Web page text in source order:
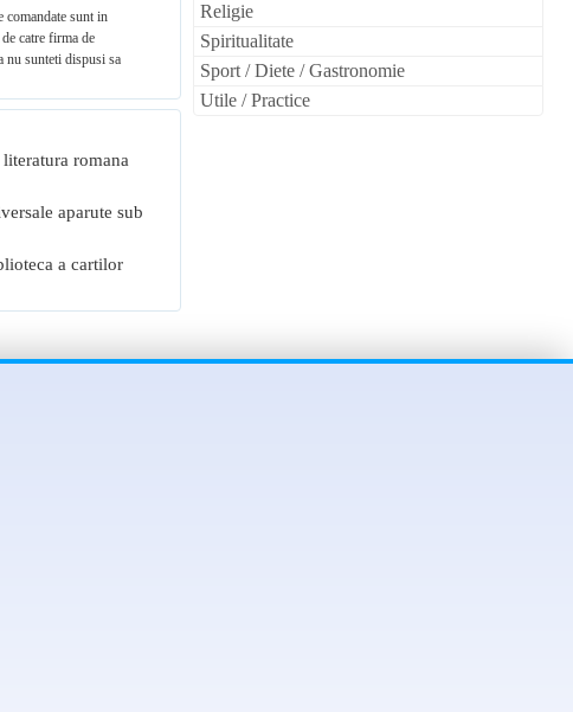
comandate sunt in
catre firma de
nu sunteti dispusi sa
romana
aparute sub
a cartilor
Religie
Spiritualitate
Sport / Diete / Gastronomie
Utile / Practice